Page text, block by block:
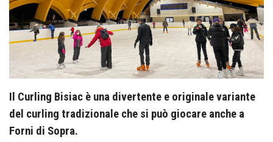
Il Curling Bisiac è una divertente e originale variante
del curling tradizionale che si può giocare anche a
Forni di Sopra.